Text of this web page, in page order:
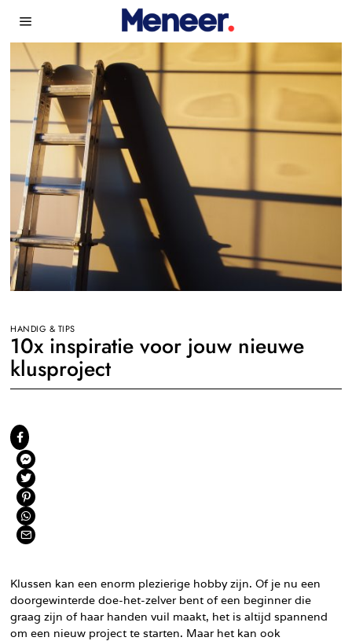
HANDIG & TIPS
10x inspiratie voor jouw nieuwe
klusproject
Klussen kan een enorm plezierige hobby zijn. Of je nu een
doorgewinterde doe-het-zelver bent of een beginner die
graag zijn of haar handen vuil maakt, het is altijd spannend
om een nieuw project te starten. Maar het kan ook